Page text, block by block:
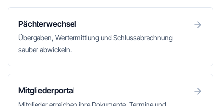
Pächterwechsel
Übergaben, Wertermittlung und Schlussabrechnung
sauber abwickeln.
Mitgliederportal
Mitglieder erreichen ihre Dokumente, Termine und